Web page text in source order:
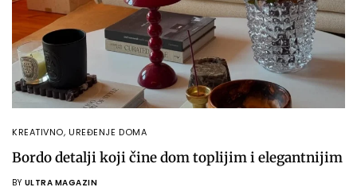
KREATIVNO,UREĐENJE DOMA
Bordo detalji koji čine dom toplijim i elegantnijim
BY ULTRA MAGAZIN